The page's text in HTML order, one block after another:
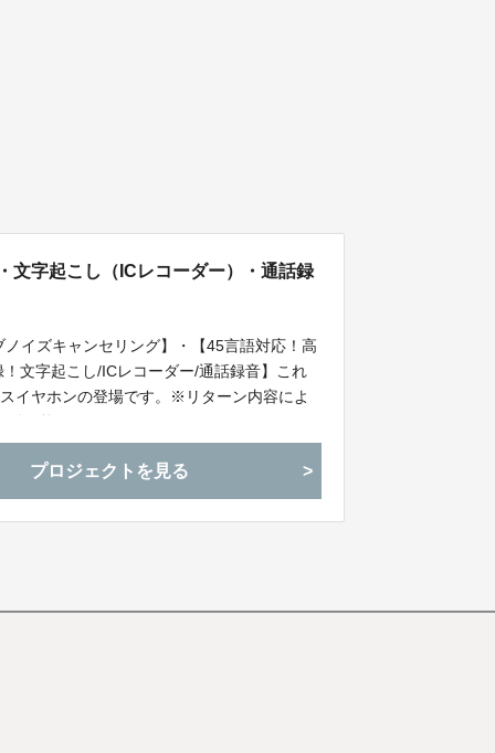
文字起こし（ICレコーダー）・通話録
イズキャンセリング】・【45言語対応！高
文字起こし/ICレコーダー/通話録音】これ
イヤホンの登場です。※リターン内容によ
プロジェクトを見る